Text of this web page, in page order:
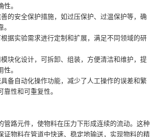
。
的安全保护措施，如过压保护、过温保护等，确
据实验需求进行定制和扩展，满足不同领域的研
块化设计，可拆卸、组装，方便清洁和维护，提
。
备自动化操作功能，减少了人工操作的误差和繁
性和可重复性。
管路元件，使物料在压力下形成连续的流动。这种
证物料在管道中快速、稳定地输送，实现物料的精